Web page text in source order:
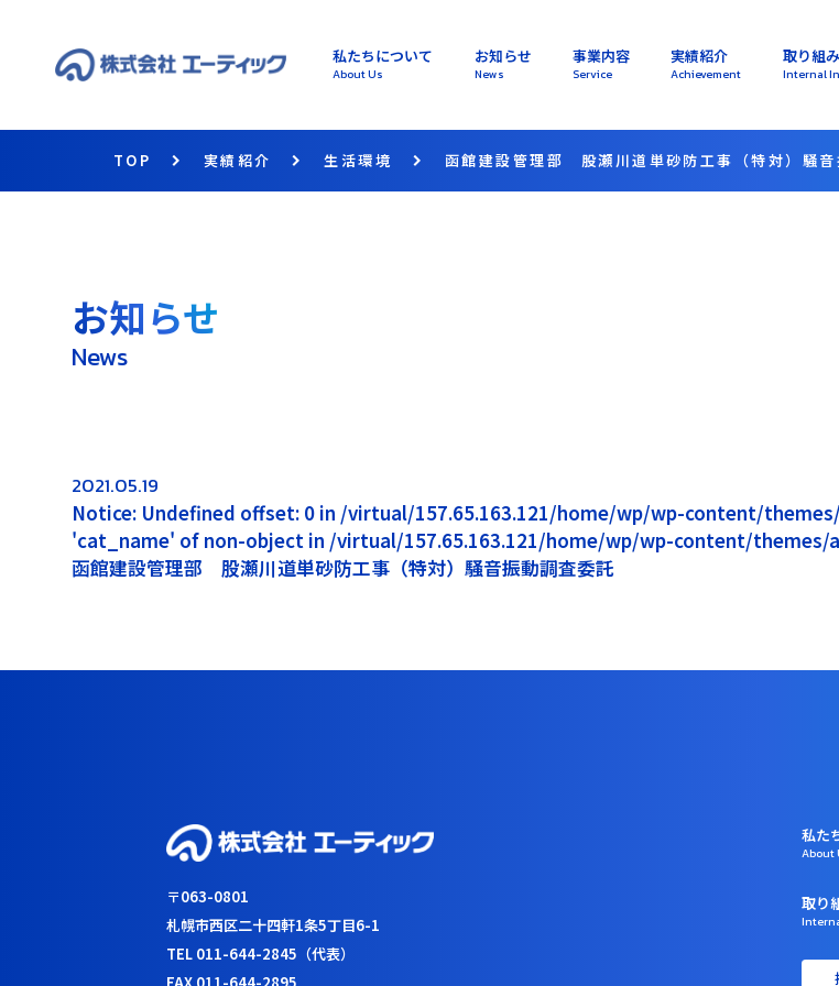
私たちについて
About Us
お知らせ
News
事業内容
Service
実績紹介
Achievement
取り組み
Internal
TOP 実績紹介 生活環境 函館建設管理部 股瀬川道単砂防工事（特対）騒音
お知らせ
News
2021.05.19
Notice: Undefined offset: 0 in /virtual/157.65.163.121/home/wp/wp-content/
'cat_name' of non-object in /virtual/157.65.163.121/home/wp/wp-content/themes/
函館建設管理部 股瀬川道単砂防工事（特対）騒音振動調査委託
私た
About
取り
〒063-0801
札幌市西区二十四軒1条5丁目6-1
TEL 011-644-2845（代表）